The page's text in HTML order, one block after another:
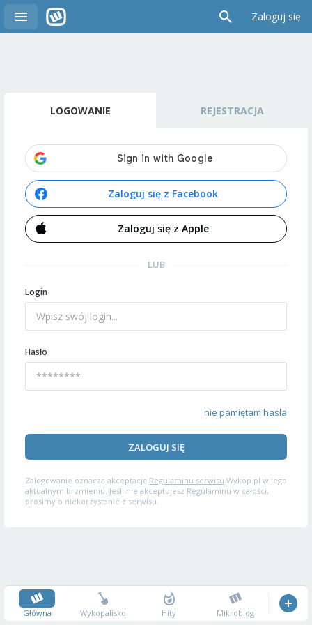
Zaloguj się
LOGOWANIE REJESTRACJA
Zaloguj się z Facebook
Zaloguj się z Apple
LUB
Login
Hasło
nie pamiętam hasła
ZALOGUJ SIĘ
Zalogowanie oznacza akceptację Regulaminu serwisu Wykop.pl w jego
aktualnym brzmieniu. Jeśli nie akceptujesz Regulaminu w całości,
prosimy o niekorzystanie z serwisu.
Główna Wykopalisko Hity Mikroblog